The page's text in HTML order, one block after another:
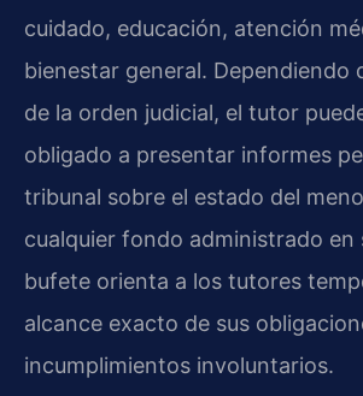
cuidado, educación, atención
bienestar general. Dependiendo
de la orden judicial, el tutor
obligado a presentar informes
tribunal sobre el estado del
cualquier fondo administrado en
bufete orienta a los tutores
alcance exacto de sus
incumplimientos involuntarios.